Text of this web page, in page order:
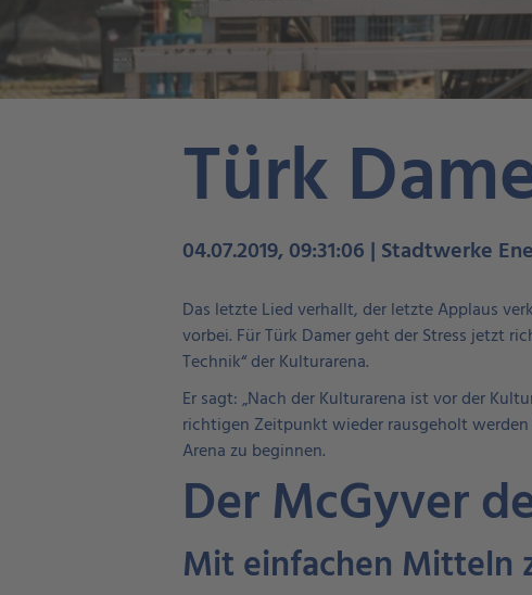
Türk
04.07.2019, 09:31:06 | Stadtwerke
Das letzte Lied verhallt, der letzte Applaus
vorbei. Für Türk Damer geht der Stress jetzt
Technik“ der Kulturarena.
Er sagt: „Nach der Kulturarena ist vor der
richtigen Zeitpunkt wieder rausgeholt
Arena zu beginnen.
Der McGyver
Mit einfachen Mitteln